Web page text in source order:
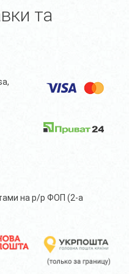
та
на р/р ФОП (2-а